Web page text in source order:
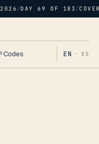
/DAY 69 OF 183 /
Codes EN · ES